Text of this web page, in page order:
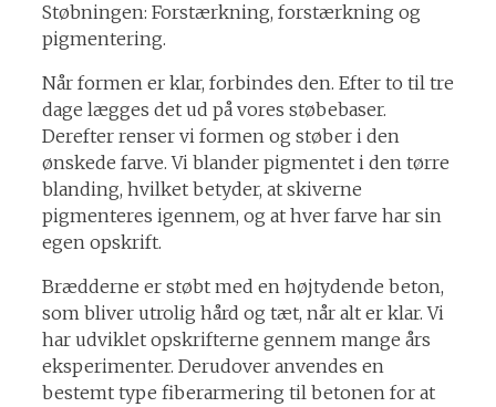
Støbningen: Forstærkning, forstærkning og
pigmentering.
Når formen er klar, forbindes den. Efter to til tre
dage lægges det ud på vores støbebaser.
Derefter renser vi formen og støber i den
ønskede farve. Vi blander pigmentet i den tørre
blanding, hvilket betyder, at skiverne
pigmenteres igennem, og at hver farve har sin
egen opskrift.
Brædderne er støbt med en højtydende beton,
som bliver utrolig hård og tæt, når alt er klar. Vi
har udviklet opskrifterne gennem mange års
eksperimenter. Derudover anvendes en
bestemt type fiberarmering til betonen for at